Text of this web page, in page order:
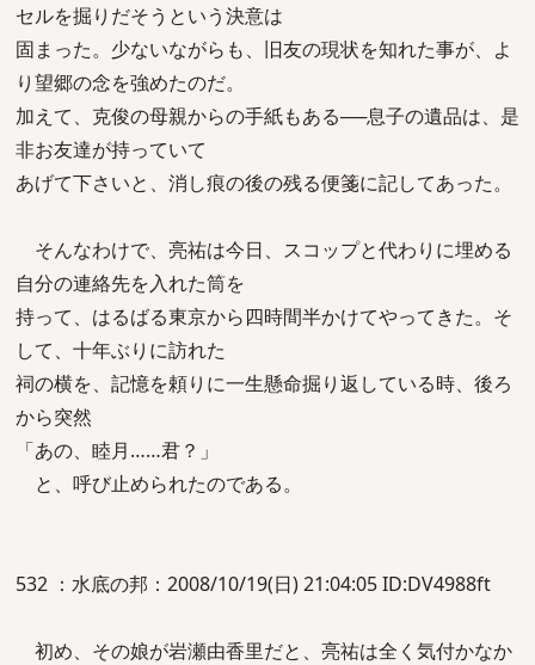
セルを掘りだそうという決意は
固まった。少ないながらも、旧友の現状を知れた事が、よ
り望郷の念を強めたのだ。
加えて、克俊の母親からの手紙もある──息子の遺品は、是
非お友達が持っていて
あげて下さいと、消し痕の後の残る便箋に記してあった。
そんなわけで、亮祐は今日、スコップと代わりに埋める
自分の連絡先を入れた筒を
持って、はるばる東京から四時間半かけてやってきた。そ
して、十年ぶりに訪れた
祠の横を、記憶を頼りに一生懸命掘り返している時、後ろ
から突然
「あの、睦月……君？」
と、呼び止められたのである。
532 ：水底の邦：2008/10/19(日) 21:04:05 ID:DV4988ft
初め、その娘が岩瀬由香里だと、亮祐は全く気付かなか